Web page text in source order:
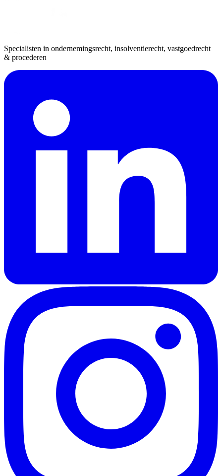
Specialisten in ondernemingsrecht, insolventierecht, vastgoedrecht
& procederen